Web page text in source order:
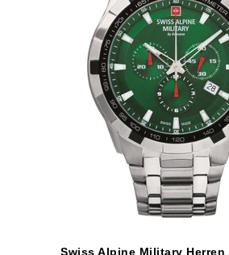
Swiss Alpine Military Herren